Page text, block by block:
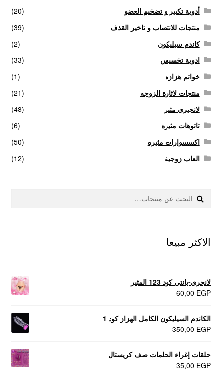
المتجر
تاتوهات مثيره
حسابي
خواتم هزازه
زيوت مساج و نكهات للمداعبه
سلة المشتريات
علاج سرعة القذف
منتجات الانتصاب
منتجات خاصة بالزوجة
منتجات لاثارة الزوجه
أدوية تكبير و تضخيم العضو
(20)
منتجات للانتصاب و تاخير القذف
(39)
كاندم سيليكون
(2)
ادوية تخسيس
(33)
خواتم هزازه
(1)
منتجات لاثارة الزوجه
(21)
لانجيري مثير
(48)
تاتوهات مثيره
(6)
اكسسوارات مثيره
(50)
العاب زوجية
(12)
البحث
عن:
بحث
الاكثر مبيعا
لانجري-بانتي كود 123 المثير
60,00 EGP
الكاندم السيليكون الكامل الهزاز كود 1
350,00 EGP
حلقات إغراء الحلمات صف كريستال
35,00 EGP